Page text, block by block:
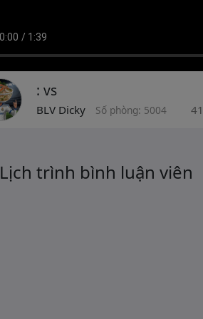
: vs
BLV Dicky Số phòng: 5004
Lịch trình bình luận viên